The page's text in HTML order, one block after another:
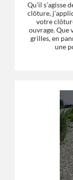
Qu’il s’agisse
clôture,
votre
ouvrage. Que
grilles, en
une